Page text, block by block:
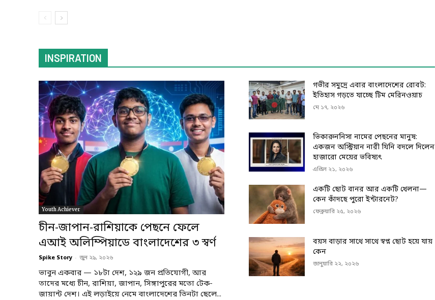
INSPIRATION
Youth Achiever
চীন-জাপান-রাশিয়াকে পেছনে ফেলে
এআই অলিম্পিয়াডে বাংলাদেশের ৩ স্বর্ণ
Spike Story - জুন ২৯, ২০২৬
ভাবুন একবার — ১৮টা দেশ, ১২৯ জন প্রতিযোগী, আর
তাদের মধ্যে চীন, রাশিয়া, জাপান, সিঙ্গাপুরের মতো টেক-
জায়ান্ট দেশ। এই লড়াইয়ে নেমে বাংলাদেশের তিনটা ছেলে...
গভীর সমুদ্রে এবার বাংলাদেশের রোবট:
ইতিহাস গড়তে যাচ্ছে টিম মেরিনওয়াচ
মে ১৭, ২০২৬
ভিকারুননিসা নামের পেছনের মানুষ:
একজন অস্ট্রিয়ান নারী যিনি বদলে দিলেন
হাজারো মেয়ের ভবিষ্যৎ
এপ্রিল ২১, ২০২৬
একটি ছোট বানর আর একটি খেলনা—
কেন কাঁদছে পুরো ইন্টারনেট?
ফেব্রুয়ারি ২৫, ২০২৬
বয়স বাড়ার সাথে সাথে স্বপ্ন ছোট হয়ে যায়
কেন
জানুয়ারি ২২, ২০২৬